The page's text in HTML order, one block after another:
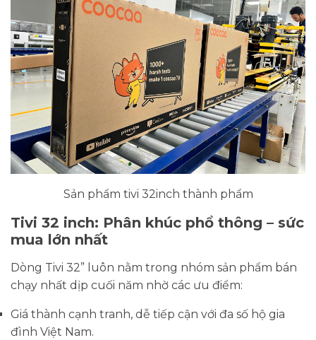
Sản phẩm tivi 32inch thành phẩm
Tivi 32 inch: Phân khúc phổ thông – sức
mua lớn nhất
Dòng Tivi 32” luôn nằm trong nhóm sản phẩm bán
chạy nhất dịp cuối năm nhờ các ưu điểm:
Giá thành cạnh tranh, dễ tiếp cận với đa số hộ gia
đình Việt Nam.